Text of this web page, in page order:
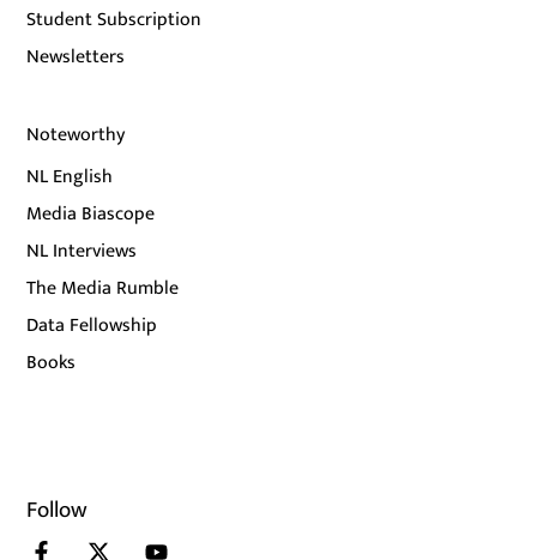
Student Subscription
Newsletters
Noteworthy
NL English
Media Biascope
NL Interviews
The Media Rumble
Data Fellowship
Books
Follow